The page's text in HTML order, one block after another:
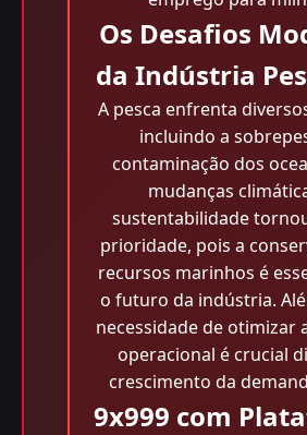
Os Desafios
da Indústria
A pesca enfrenta
incluindo a
contaminação dos
mudanças
sustentabilidade
prioridade, pois a
recursos marinhos é
o futuro da indústria.
necessidade de otimizar
operacional é crucial
crescimento da
9x999 com